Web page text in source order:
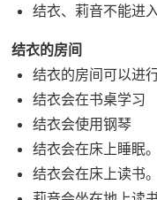
结衣、莉音不能进
结衣的房间
结衣的房间可以进
结衣会在书桌学习
结衣会使用钢琴
结衣会在床上睡眠。
结衣会在床上读书。